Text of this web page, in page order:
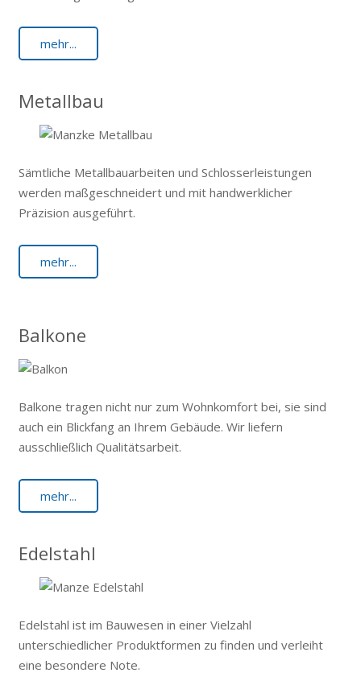
mehr...
Metallbau
Sämtliche Metallbauarbeiten und Schlosserleistungen
werden maßgeschneidert und mit handwerklicher
Präzision ausgeführt.
mehr...
Balkone
Balkone tragen nicht nur zum Wohnkomfort bei, sie sind
auch ein Blickfang an Ihrem Gebäude. Wir liefern
ausschließlich Qualitätsarbeit.
mehr...
Edelstahl
Edelstahl ist im Bauwesen in einer Vielzahl
unterschiedlicher Produktformen zu finden und verleiht
eine besondere Note.